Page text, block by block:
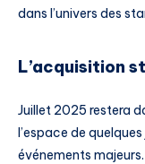
dans l’univers des
L’acquisition
Juillet 2025 restera
l’espace de
événements